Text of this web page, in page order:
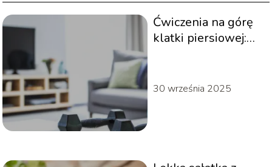
Ćwiczenia na górę
klatki piersiowej:
30 września 2025